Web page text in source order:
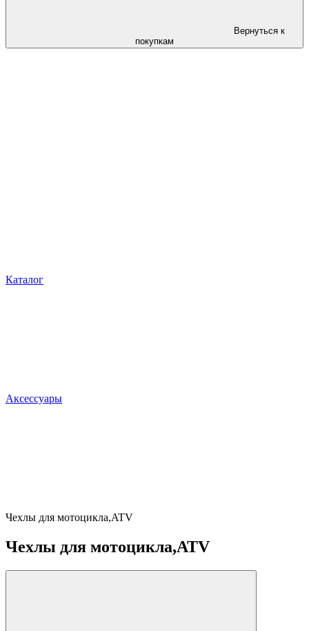
Вернуться к
покупкам
Каталог
Аксессуары
Чехлы для мотоцикла,ATV
Чехлы для мотоцикла,ATV